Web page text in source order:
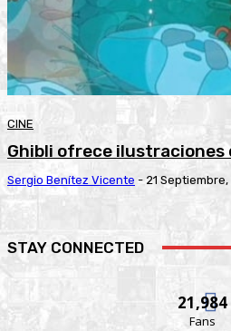
CINE
Ghibli ofrece
Sergio Benítez Vicente - 21
STAY CONNECTED
21,984
Fans